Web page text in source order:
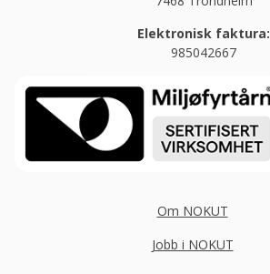
Elektronisk faktura:
985042667
Om NOKUT
Jobb i NOKUT